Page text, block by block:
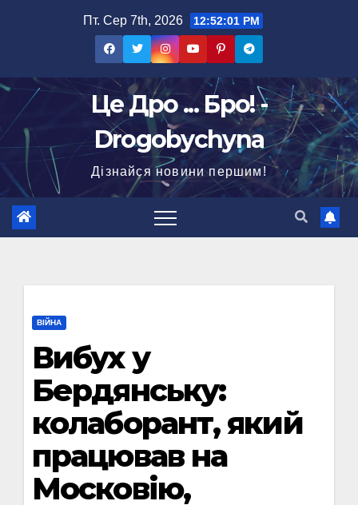
Пт. Сер 7th, 2026 12:52:02 PM
Це Дро ... Бро! -
Drogobychyna
Дізнайся новини першим!
ВІЙНА
Вибух у
Бердянську:
колаборант, який
працював на
Московію,